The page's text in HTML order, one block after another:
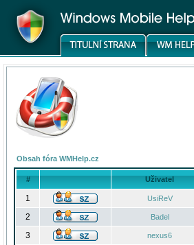
Obsah fóra WMHelp.cz
# Uživatel
1 UsiReV
2 Badel
3 nexus6